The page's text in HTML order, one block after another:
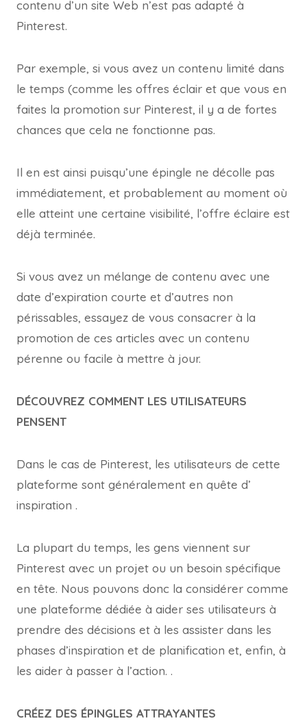
contenu d’un site Web n’est pas adapté à
Pinterest.
Par exemple, si vous avez un contenu limité dans
le temps (comme les offres éclair et que vous en
faites la promotion sur Pinterest, il y a de fortes
chances que cela ne fonctionne pas.
Il en est ainsi puisqu’une épingle ne décolle pas
immédiatement, et probablement au moment où
elle atteint une certaine visibilité, l’offre éclaire est
déjà terminée.
Si vous avez un mélange de contenu avec une
date d’expiration courte et d’autres non
périssables, essayez de vous consacrer à la
promotion de ces articles avec un contenu
pérenne ou facile à mettre à jour.
DÉCOUVREZ COMMENT LES UTILISATEURS
PENSENT
Dans le cas de Pinterest, les utilisateurs de cette
plateforme sont généralement en quête d’
inspiration .
La plupart du temps, les gens viennent sur
Pinterest avec un projet ou un besoin spécifique
en tête. Nous pouvons donc la considérer comme
une plateforme dédiée à aider ses utilisateurs à
prendre des décisions et à les assister dans les
phases d’inspiration et de planification et, enfin, à
les aider à passer à l’action. .
CRÉEZ DES ÉPINGLES ATTRAYANTES